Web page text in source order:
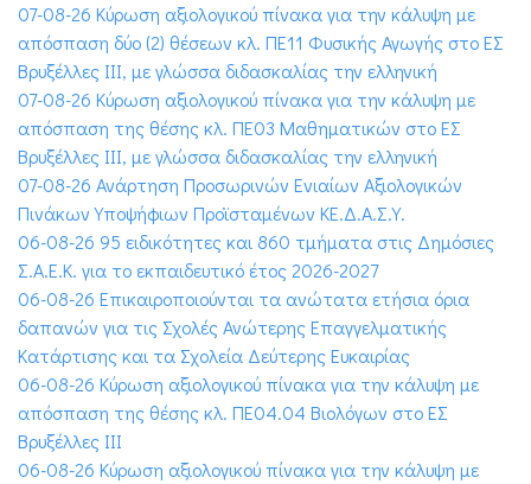
07-08-26 Κύρωση αξιολογικού πίνακα για την κάλυψη με
απόσπαση δύο (2) θέσεων κλ. ΠΕ11 Φυσικής Αγωγής στο ΕΣ
Βρυξέλλες ΙΙΙ, με γλώσσα διδασκαλίας την ελληνική
07-08-26 Κύρωση αξιολογικού πίνακα για την κάλυψη με
απόσπαση της θέσης κλ. ΠΕ03 Μαθηματικών στο ΕΣ
Βρυξέλλες ΙΙΙ, με γλώσσα διδασκαλίας την ελληνική
07-08-26 Ανάρτηση Προσωρινών Ενιαίων Αξιολογικών
Πινάκων Υποψήφιων Προϊσταμένων ΚΕ.Δ.Α.Σ.Υ.
06-08-26 95 ειδικότητες και 860 τμήματα στις Δημόσιες
Σ.Α.Ε.Κ. για το εκπαιδευτικό έτος 2026-2027
06-08-26 Επικαιροποιούνται τα ανώτατα ετήσια όρια
δαπανών για τις Σχολές Ανώτερης Επαγγελματικής
Κατάρτισης και τα Σχολεία Δεύτερης Ευκαιρίας
06-08-26 Κύρωση αξιολογικού πίνακα για την κάλυψη με
απόσπαση της θέσης κλ. ΠΕ04.04 Βιολόγων στο ΕΣ
Βρυξέλλες ΙΙΙ
06-08-26 Κύρωση αξιολογικού πίνακα για την κάλυψη με